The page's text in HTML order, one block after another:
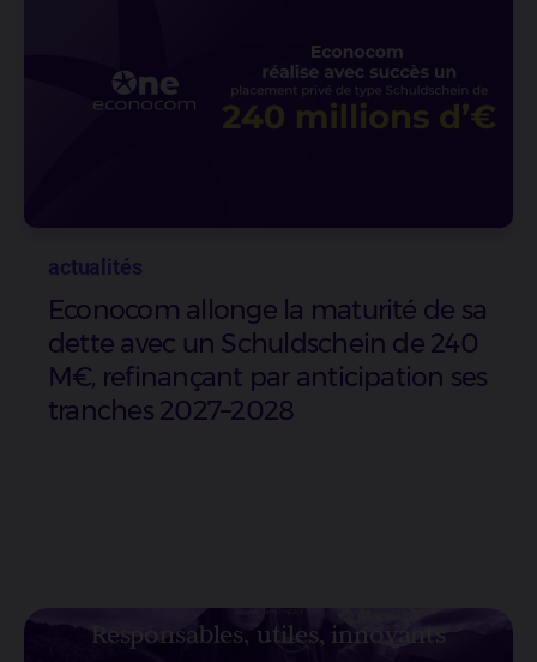
actualités
Econocom allonge la maturité de sa
dette avec un Schuldschein de 240
M€, refinançant par anticipation ses
tranches 2027–2028
Responsables, utiles, innovants